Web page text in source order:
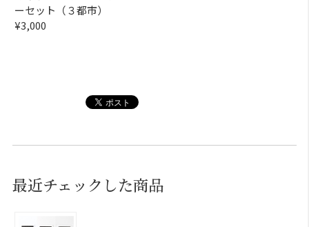
ーセット（３都市）
¥3,000
最近チェックした商品